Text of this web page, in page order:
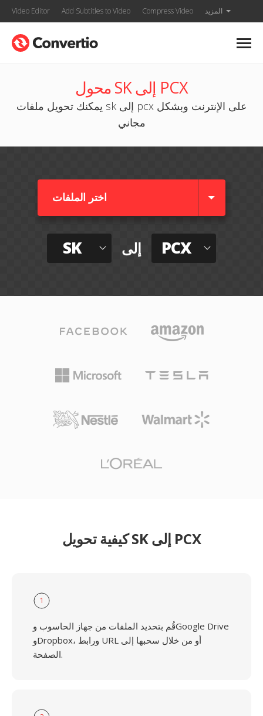
Video Editor Add Subtitles to Video Compress Video المزيد
محول SK إلى PCX
يمكنك تحويل ملفات sk إلى pcx على الإنترنت وبشكل
مجاني
اختر الملفات
SK إلى PCX
كيفية تحويل SK إلى PCX
1
قُم بتحديد الملفات من جهاز الحاسوب وGoogle Drive
وDropbox، ورابط URL أو من خلال سحبها إلى
الصفحة.